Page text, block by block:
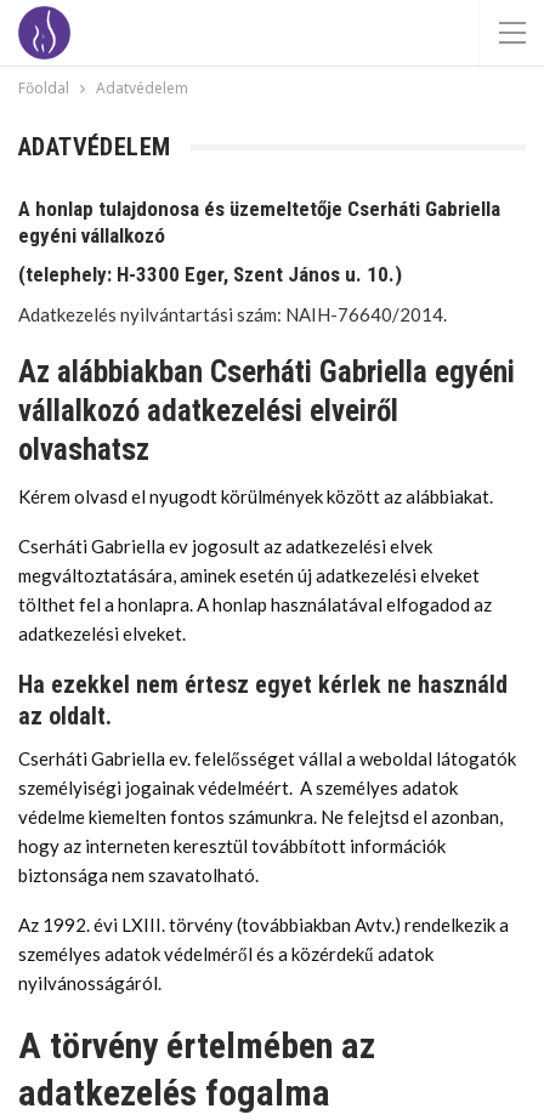
Főoldal Adatvédelem
ADATVÉDELEM
A honlap tulajdonosa és üzemeltetője Cserháti Gabriella
egyéni vállalkozó
(telephely: H-3300 Eger, Szent János u. 10.)
Adatkezelés nyilvántartási szám: NAIH-76640/2014.
Az alábbiakban Cserháti Gabriella egyéni
vállalkozó adatkezelési elveiről
olvashatsz
Kérem olvasd el nyugodt körülmények között az alábbiakat.
Cserháti Gabriella ev jogosult az adatkezelési elvek
megváltoztatására, aminek esetén új adatkezelési elveket
tölthet fel a honlapra. A honlap használatával elfogadod az
adatkezelési elveket.
Ha ezekkel nem értesz egyet kérlek ne használd
az oldalt.
Cserháti Gabriella ev. felelősséget vállal a weboldal látogatók
személyiségi jogainak védelméért. A személyes adatok
védelme kiemelten fontos számunkra. Ne felejtsd el azonban,
hogy az interneten keresztül továbbított információk
biztonsága nem szavatolható.
Az 1992. évi LXIII. törvény (továbbiakban Avtv.) rendelkezik a
személyes adatok védelméről és a közérdekű adatok
nyilvánosságáról.
A törvény értelmében az
adatkezelés fogalma